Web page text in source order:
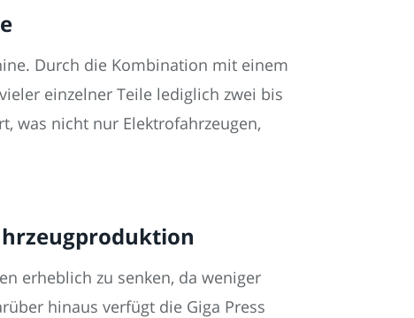
Durch die Kombination mit einem
einzelner Teile lediglich zwei bis
was nicht nur Elektrofahrzeugen,
erheblich zu senken, da weniger
hinaus verfügt die Giga Press